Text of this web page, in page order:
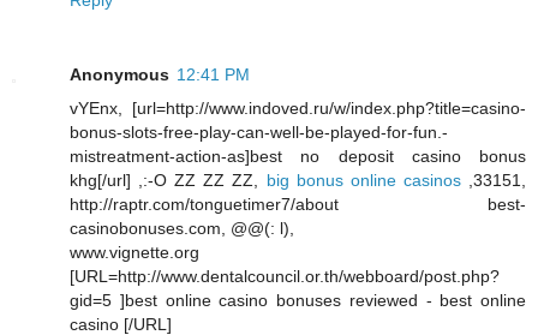
Anonymous 12:41 PM
vYEnx, [url=http://www.indoved.ru/w/index.php?title=casino-
bonus-slots-free-play-can-well-be-played-for-fun.-
mistreatment-action-as]best no deposit casino bonus
khg[/url] ,:-O ZZ ZZ ZZ, big bonus online casinos,33151,
http://raptr.com/tonguetimer7/about best-
casinobonuses.com, @@(: l),
www.vignette.org
[URL=http://www.dentalcouncil.or.th/webboard/post.php?
gid=5 ]best online casino bonuses reviewed - best online
casino [/URL]